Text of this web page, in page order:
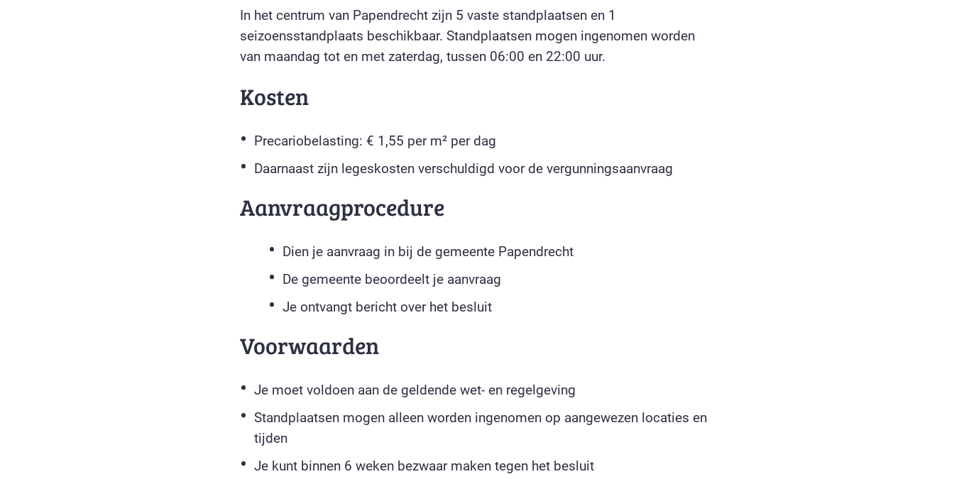
In het centrum van Papendrecht zijn 5 vaste standplaatsen en 1
seizoensstandplaats beschikbaar. Standplaatsen mogen ingenomen worden
van maandag tot en met zaterdag, tussen 06:00 en 22:00 uur.
Kosten
Precariobelasting: € 1,55 per m² per dag
Daarnaast zijn legeskosten verschuldigd voor de vergunningsaanvraag
Aanvraagprocedure
Dien je aanvraag in bij de gemeente Papendrecht
De gemeente beoordeelt je aanvraag
Je ontvangt bericht over het besluit
Voorwaarden
Je moet voldoen aan de geldende wet- en regelgeving
Standplaatsen mogen alleen worden ingenomen op aangewezen locaties en
tijden
Je kunt binnen 6 weken bezwaar maken tegen het besluit